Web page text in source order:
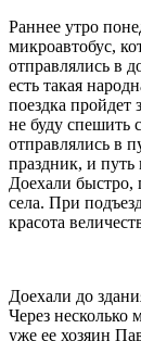
Раннее утро
микроавтобус,
отправлялись в
есть такая
поездка пройдет
не буду спешить
отправлялись в
праздник, и путь
Доехали быстро,
села. При
красота
Доехали до
Через несколько
уже ее хозяин